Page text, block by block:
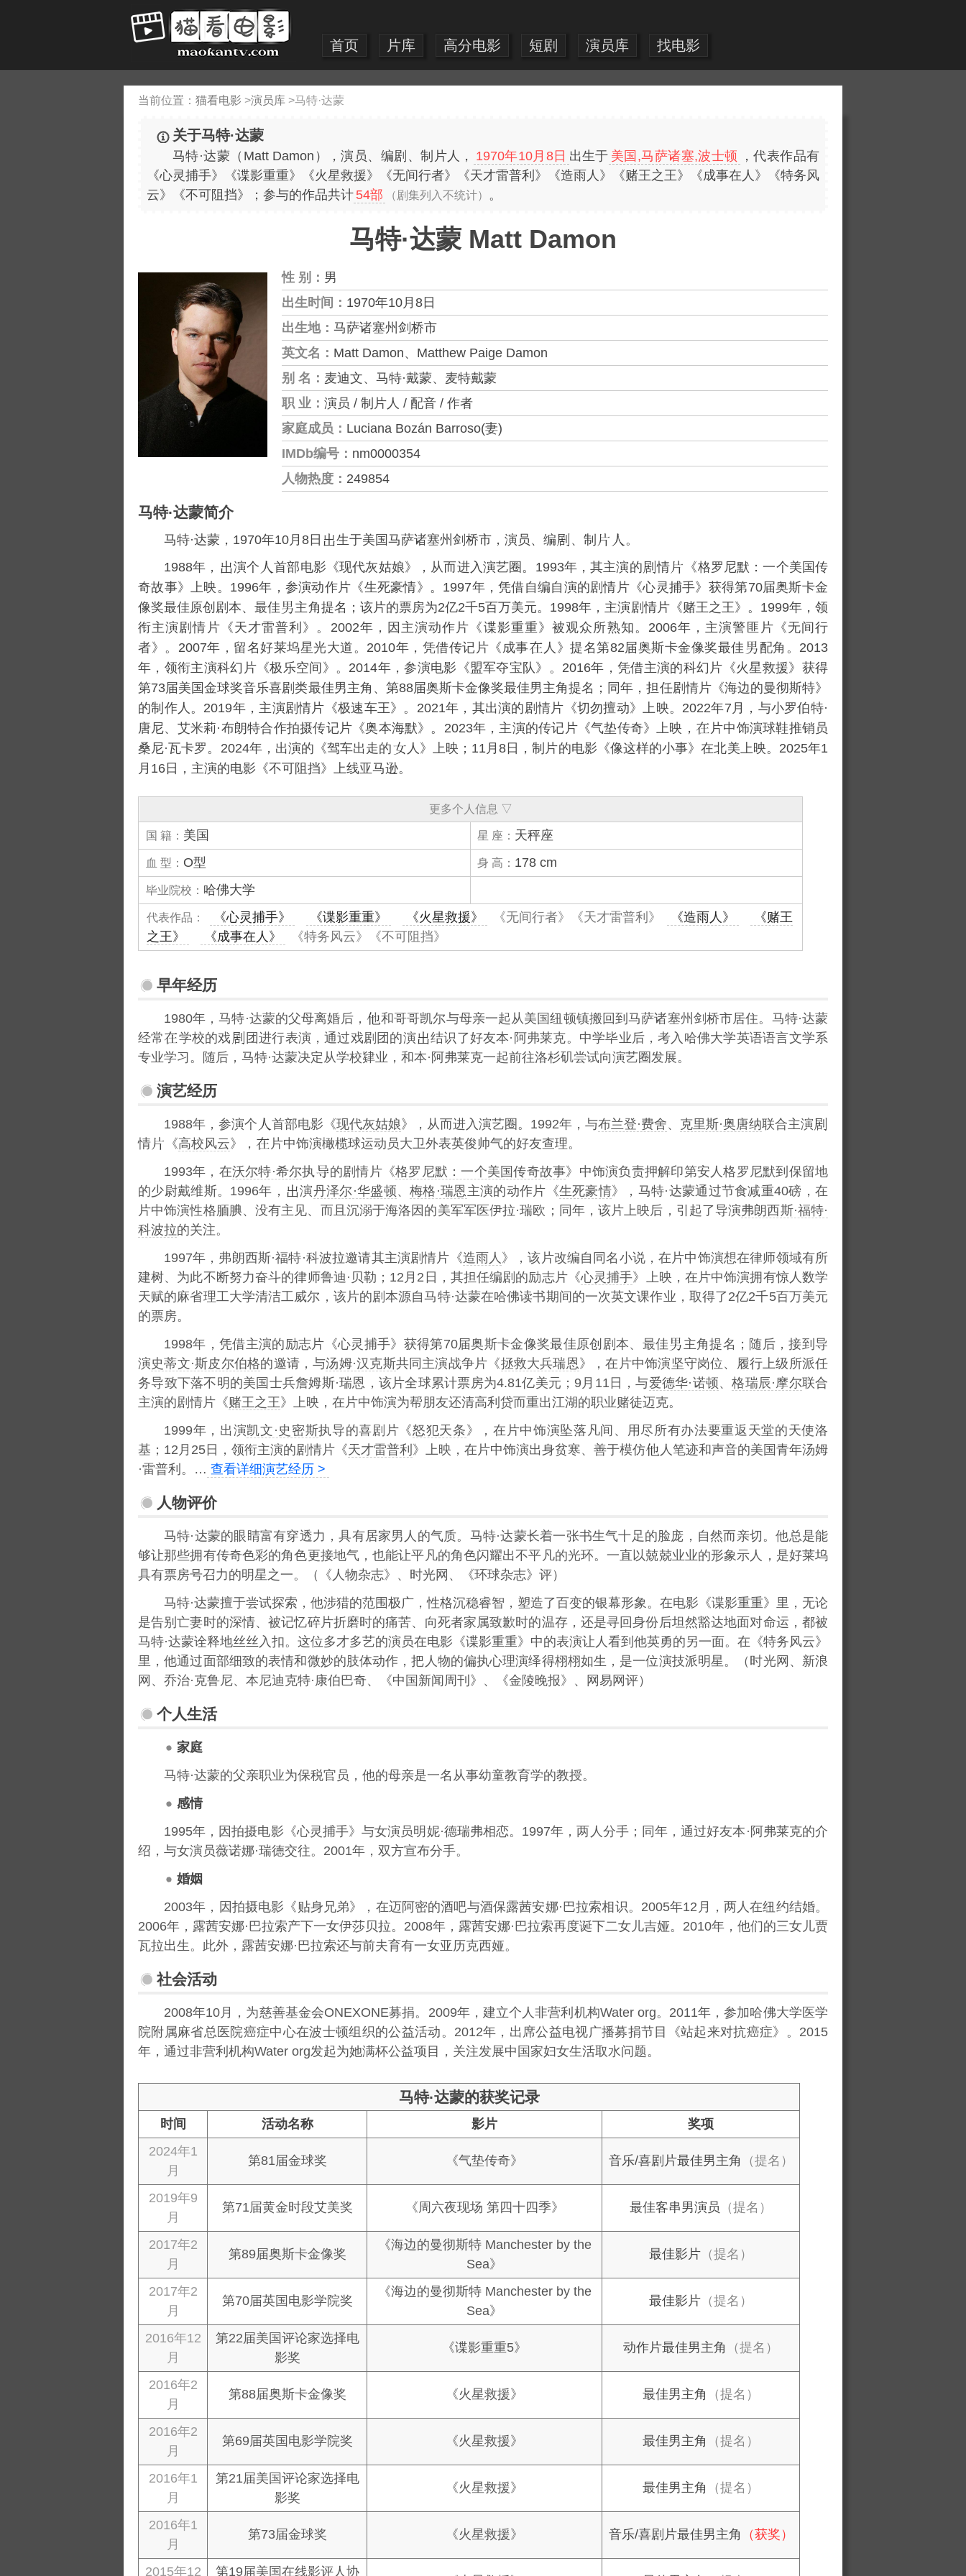
首页 片库 高分电影 短剧 演员库 找电影
当前位置： 猫看电影 >演员库 >马特·达蒙
关于马特·达蒙
马特·达蒙（Matt Damon），演员、编剧、制片人， 1970年10月8日 出生于 美国,马萨诸塞,波士顿
，代表作品有
《心灵捕手》《谍影重重》《火星救援》《无间行者》《天才雷普利》《造雨人》《赌王之王》《成事在人》《特务风
云》《不可阻挡》；参与的作品共计 54部 （剧集列入不统计） 。
马特·达蒙 Matt Damon
性 别： 男
出生时间： 1970年10月8日
出生地： 马萨诸塞州剑桥市
英文名： Matt Damon、Matthew Paige Damon
别 名： 麦迪文、马特·戴蒙、麦特戴蒙
职 业： 演员 / 制片人 / 配音 / 作者
家庭成员： Luciana Bozán Barroso(妻)
IMDb编号： nm0000354
人物热度： 249854
马特·达蒙简介
马特·达蒙，1970年10月8日 生于美国马萨诸塞州 剑桥市 ，演员、编 、制
。
1988年，
演个 首部电影《现代灰姑娘》，从而进入演艺圈。1993年，其主演的 情 《格罗尼默：一个美国传
奇故事》上映。1996年，参演动作片《生死豪情》。1997年，凭借自编自演的剧情片《心灵捕手》获得第70届奥斯卡金
像奖最佳原创剧本、最佳 主角提名；该片的票房为2亿2千5百万美元。1998年，主演剧情片《赌王之王》。1999年，领
衔主演剧情片《天才雷普利 》。2002年，因主演动作片《谍影重重 》被观众所熟知。2006年，主演警匪片《无间行
者》。2007年，留名好莱坞星光大道。2010年，凭借传记片《成事 人 》提名第82届奥斯卡金像奖最佳
配角。2013
年，领衔主演科幻片《极乐空间 》。2014年，参演电影《盟军夺宝队 》。2016年，凭借主演的科幻片《火星救援》获得
第73届美国金球奖音乐喜剧类最佳男主角、第88届奥斯卡金像奖最佳男主角提名；同年，担任剧情片《海边的曼彻斯特》
的制作人。2019年，主演剧情片《极速车王》。2021年，其出演的剧情片《切勿擅动》上映。2022年7月，与小罗伯特·
唐尼、 艾米莉·布朗特合作拍摄传记片《奥本海默》。2023年，主演的传记片《气垫传奇》上映，
片中饰演球鞋推销员
桑尼·瓦卡罗。2024年，出演的《驾车出走的 人 》上映；11月8日，制片的电影《像这样的小事》在北美上映。2025年1
月16日，主演的电影《不可阻挡》上线亚马逊。
更多个人信息 ▽
国 籍： 美国 星 座： 天秤座
血 型： O型 身 高： 178 cm
毕业院校： 哈佛大学
代表作品： 《心灵捕手》 《谍影重重》 《火星救援》 《无间行者》《天才雷普利》 《造雨人》
《赌王
之王》
《成事在人》 《特务风云》《不可阻挡》
早年经历
1980年，马特·达蒙的父母离婚后，
和哥哥凯尔与母亲一起从美国纽顿镇搬回到马萨诸塞州剑桥市居住。马特·达蒙
经常
学校的戏 团进行表演，通过戏剧团的演
结识了好友本·阿弗莱克。中学毕业后，考入哈佛大学英语语言文学系
专业学习。随后，马特·达蒙决定从学校肄业，和本·阿弗莱克一起前往洛杉矶尝试向演艺圈发展。
演艺经历
1988年，参演个 首部电影《现代灰姑娘》，从而进入演艺圈。1992年，与布兰登·费舍、 克里斯·奥唐纳联合主演
情
《高校风云》，
片中饰演橄榄球运动员大卫外表英俊帅气的好友查理。
1993年，在沃尔特·希尔执 的剧情片《格罗尼默：一个美国传奇故事》中饰演负责押解印第安人格罗尼默到保留地
的少尉戴维斯。1996年，
演丹泽尔·华盛顿、梅格·瑞恩主演的动作片《生死豪情》，马特·达蒙通过节食减重40磅，在
片中饰演性格腼腆、没有主见、而且沉溺于海洛因的美军军医伊拉·瑞欧；同年，该片上映后，引起了导演弗朗西斯·福特·
科波拉的关注。
1997年，弗朗西斯·福特·科波拉邀请其主演剧情片《造雨人 》，该片改编自同名小说，在片中饰演想在律师领域有所
建树、为此不断努力奋斗的律师鲁迪·贝勒；12月2日，其担任编剧的励志片《心灵捕手》上映，在片中饰演拥有惊人数学
天赋的麻省理工大学清洁工威尔，该片的剧本源自马特·达蒙在哈佛读书期间的一次英文课作业，取得了2亿2千5百万美元
的票房。
1998年，凭借主演的励志片《心灵捕手》获得第70届奥斯卡金像奖最佳原创剧本、最佳
主角提名；随后，接到导
演史蒂文·斯皮尔伯格的邀请，与汤姆·汉克斯共同主演战争片《拯救大兵瑞恩》，在片中饰演坚守岗位、履行上级所派任
务导致下落不明的美国士兵詹姆斯·瑞恩，该片全球累计票房为4.81亿美元；9月11日，与爱德华·诺顿、格瑞辰·摩尔联合
主演的剧情片《赌王之王》上映，在片中饰演为帮朋友还清高利贷而重出江湖的职业赌徒迈克。
1999年，出演凯文·史密斯执导的喜剧片《怒犯天条 》，在片中饰演坠落凡间、用尽所有办法要重返天堂的天使洛
基；12月25日，领衔主演的剧情片《天才雷普利 》上映，在片中饰演出身贫寒、善于模仿
人笔迹和声音的美国青年汤姆
·雷普利。… 查看详细演艺经历 >
人物评价
马特·达蒙的眼睛富有穿透力，具有居家男人的气质。马特·达蒙长着一张书生气十足的脸庞，自然而亲切。他总是能
够让那些拥有传奇色彩的角色更接地气，也能让平凡的角色闪耀出不平凡的光环。一直以兢兢业业的形象示人，是好莱坞
具有票房号召力的明星之一。（《人物杂志》、时光网、《环球杂志》评）
马特·达蒙擅于尝试探索，他涉猎的范围极广，性格沉稳睿智，塑造了百变的银幕形象。在电影《谍影重重》里，无论
是告别亡妻时的深情、被记忆碎片折磨时的痛苦、向死者家属致歉时的温存，还是寻回身份后坦然豁达地面对命运，都被
马特·达蒙诠释地丝丝入扣。这位多才多艺的演员在电影《谍影重重》中的表演让人看到他英勇的另一面。在《特务风云》
里，他通过面部细致的表情和微妙的肢体动作，把人物的偏执心理演绎得栩栩如生，是一位演技派明星。（时光网、新浪
网、乔治·克鲁尼、本尼迪克特·康伯巴奇、《中国新闻周刊》、《金陵晚报》、网易网评）
个人生活
家庭
马特·达蒙的父亲职业为保税官员，他的母亲是一名从事幼童教育学的教授。
感情
1995年，因拍摄电影《心灵捕手》与女演员明妮·德瑞弗相恋。1997年，两人分手；同年，通过好友本·阿弗莱克的介
绍，与女演员薇诺娜·瑞德交往。2001年，双方宣布分手。
婚姻
2003年，因拍摄电影《贴身兄弟》，在迈阿密的酒吧与酒保露茜安娜·巴拉索相识。2005年12月，两人在纽约结婚。
2006年，露茜安娜·巴拉索产下一女伊莎贝拉。2008年，露茜安娜·巴拉索再度诞下二女儿吉娅。2010年，他们的三女儿贾
瓦拉出生。此外，露茜安娜·巴拉索还与前夫育有一女亚历克西娅。
社会活动
2008年10月，为慈善基金会ONEXONE募捐。2009年，建立个人非营利机构Water org。2011年，参加哈佛大学医学
院附属麻省总医院癌症中心在波士顿组织的公益活动。2012年，出席公益电视广播募捐节目《站起来对抗癌症》。2015
年，通过非营利机构Water org发起为她满杯公益项目，关注发展中国家妇女生活取水问题。
马特·达蒙的获奖记录
时间 活动名称 影片
奖项
2024年1
月
第81届金球奖 《气垫传奇》 音乐/喜剧片最佳男主角 （提名）
2019年9
月
第71届黄金时段艾美奖 《周六夜现场 第四十四季》 最佳客串男演员 （提名）
2017年2
月
第89届奥斯卡金像奖
《海边的曼彻斯特 Manchester by the
Sea》
最佳影片 （提名）
2017年2
月
第70届英国电影学院奖
《海边的曼彻斯特 Manchester by the
Sea》
最佳影片 （提名）
2016年12
月
第22届美国评论家选择电
影奖
《谍影重重5》 动作片最佳男主角 （提名）
2016年2
月
第88届奥斯卡金像奖 《火星救援》 最佳男主角 （提名）
2016年2
月
第69届英国电影学院奖 《火星救援》 最佳男主角 （提名）
2016年1
月
第21届美国评论家选择电
影奖
《火星救援》 最佳男主角 （提名）
2016年1
月
第73届金球奖 《火星救援》 音乐/喜剧片最佳男主角 （获奖）
2015年12 第19届美国在线影评人协